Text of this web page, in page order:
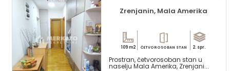
Zrenjanin, Mala Amerika
109 m2 ČETVOROSOBAN STAN 2. spr.
Prostran, četvorosoban stan u
naselju Mala Amerika, Zrenjani...